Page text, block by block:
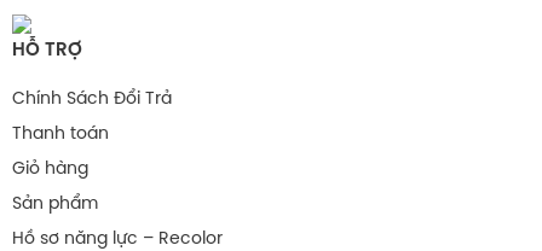
HỖ TRỢ
Chính Sách Đổi Trả
Thanh toán
Giỏ hàng
Sản phẩm
Hồ sơ năng lực – Recolor